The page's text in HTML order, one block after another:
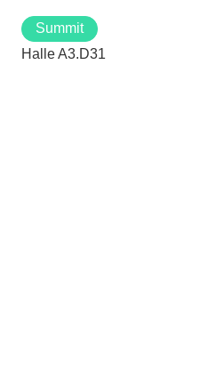
Summit
Halle A3.D31